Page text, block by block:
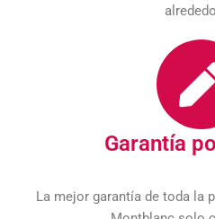
Garantía
La mejor garantía de toda la